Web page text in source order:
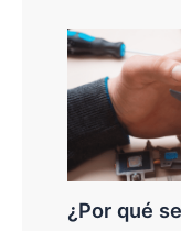
¿Por qué